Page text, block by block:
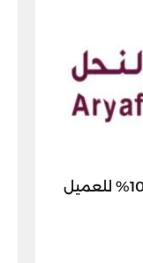
كوبون ارياف النحل فعال بنسبة 10% للعميل